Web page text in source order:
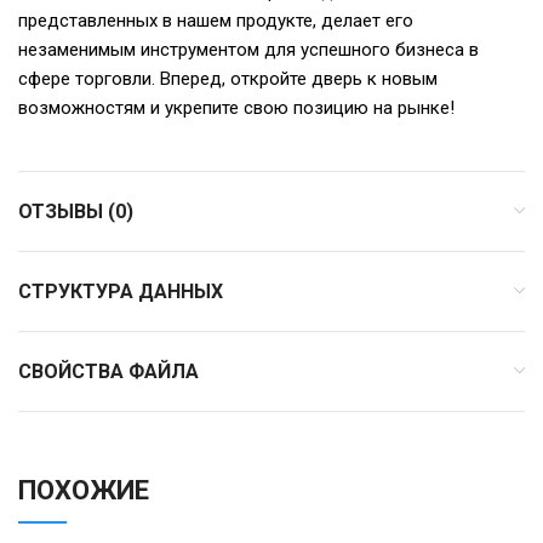
представленных в нашем продукте, делает его
незаменимым инструментом для успешного бизнеса в
сфере торговли. Вперед, откройте дверь к новым
возможностям и укрепите свою позицию на рынке!
ОТЗЫВЫ (0)
СТРУКТУРА ДАННЫХ
СВОЙСТВА ФАЙЛА
ПОХОЖИЕ